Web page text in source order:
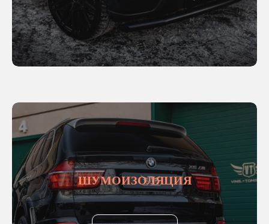
ШУМОИЗОЛЯЦИЯ